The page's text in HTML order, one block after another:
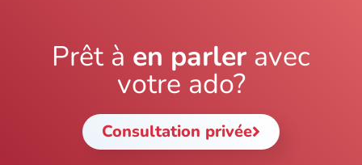
Prêt à en parleravec
votre ado?
Consultation privée